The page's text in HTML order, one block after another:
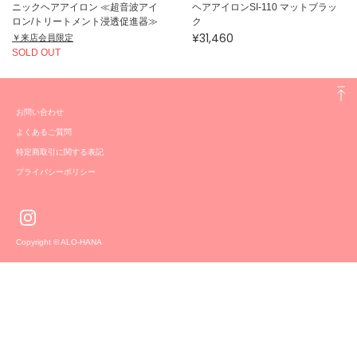
ニックヘアアイロン ≪超音波アイ
ロン/トリートメント浸透促進器≫
￥来店会員限定
SOLD OUT
ヘアアイロンSI-110 マットブラッ
ク
¥31,460
お問い合わせ
よくあるご質問
特定商取引に関する表記
プライバシーポリシー
Copyright © ALO-HANA